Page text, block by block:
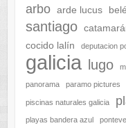
arbo arde lucus
santiago
cocido lalín
deputacion
galicia lugo
panorama paramo pictures
piscinas naturales galicia
playas bandera azul